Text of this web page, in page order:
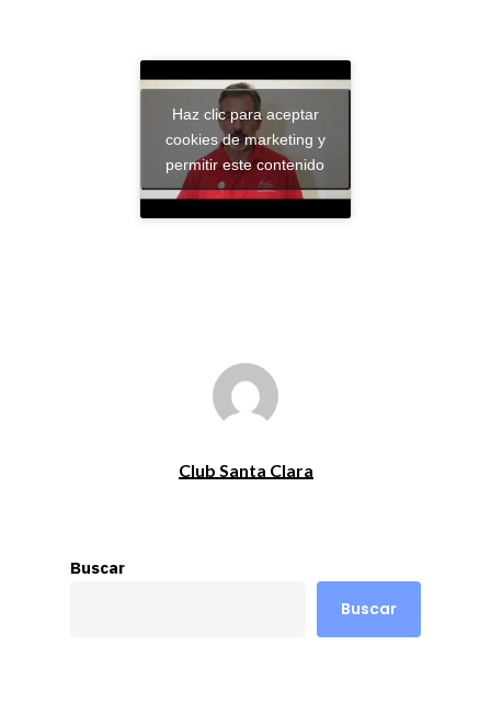
Haz clic para aceptar
cookies de marketing y
permitir este contenido
Club Santa Clara
Buscar
Buscar